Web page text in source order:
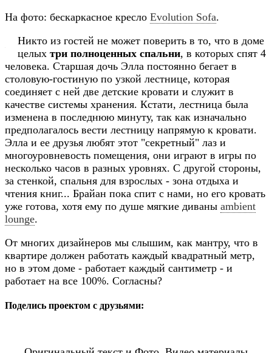
На фото: бескаркасное кресло Evolution Sofa.
Никто из гостей не может поверить в то, что в доме
целых три полноценных спальни, в которых спят 4
человека. Старшая дочь Элла постоянно бегает в
столовую-гостиную по узкой лестнице, которая
соединяет с ней две детские кровати и служит в
качестве системы хранения. Кстати, лестница была
изменена в последнюю минуту, так как изначально
предполагалось вести лестницу напрямую к кровати.
Элла и ее друзья любят этот "секретный" лаз и
многоуровневость помещения, они играют в игры по
несколько часов в разных уровнях. С другой стороны,
за стенкой, спальня для взрослых - зона отдыха и
чтения книг... Брайан пока спит с нами, но его кровать
уже готова, хотя ему по душе мягкие диваны ambient
lounge.
От многих дизайнеров мы слышим, как мантру, что в
квартире должен работать каждый квадратный метр,
но в этом доме - работает каждый сантиметр - и
работает на все 100%. Согласны?
Поделись проектом с друзьями: